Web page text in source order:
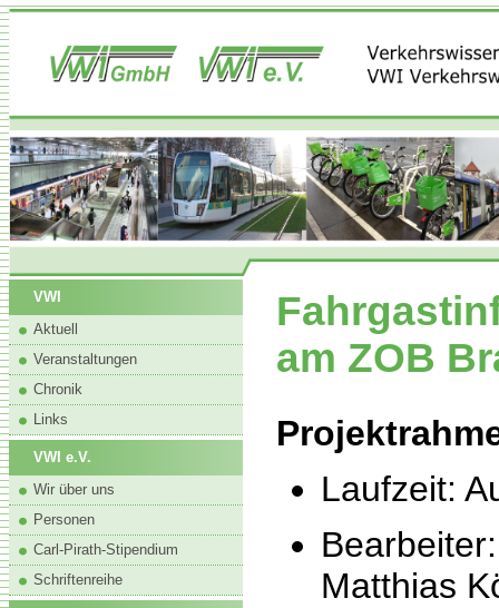
VWI
Aktuell
Veranstaltungen
Chronik
Links
VWI e.V.
Wir über uns
Personen
Carl-Pirath-Stipendium
Schriftenreihe
am ZOB
Laufzeit:
Matthias